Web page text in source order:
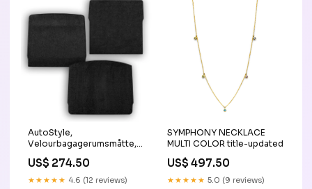
AutoStyle,
Velourbagagerumsmåtte,
passer til Kia Niro II Hybrid
2022- & e-Niro II (EV)
2022- excl. PHEV (Upper
US$ 274.50
★★★★★ 4.6 (12 reviews)
SYMPHONY NECKLACE
MULTI COLOR title-updated
US$ 497.50
★★★★★ 5.0 (9 reviews)